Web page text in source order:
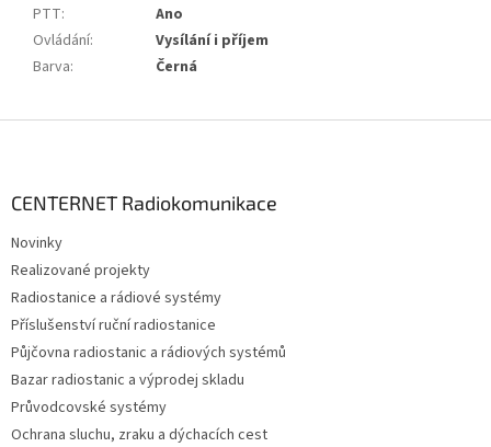
PTT:
Ano
Ovládání:
Vysílání i příjem
Barva: Černá
CENTERNET Radiokomunikace
Novinky
Realizované projekty
Radiostanice a rádiové systémy
Příslušenství ruční radiostanice
Půjčovna radiostanic a rádiových systémů
Bazar radiostanic a výprodej skladu
Průvodcovské systémy
Ochrana sluchu, zraku a dýchacích cest